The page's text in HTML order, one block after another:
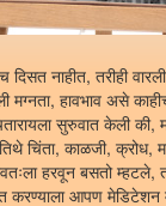
नाहीत, तरीही
मग्नता, हावभाव असे
सुरुवात केली
चिंता, काळजी, क्रोध,
हरवून बसतो म्हटले,
करण्याला आपण मेडिटेशन